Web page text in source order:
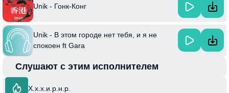
Unik - Гонк-Конг
Unik - В этом городе нет тебя, и я не
спокоен ft Gara
Слушают с этим исполнителем
Х.х.х.и.р.н.р.